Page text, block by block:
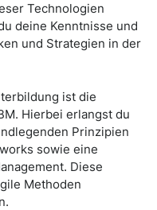
Technologien
deine Kenntnisse und
und Strategien in der
ist die
Hierbei erlangst du
Prinzipien
sowie eine
Diese
Methoden